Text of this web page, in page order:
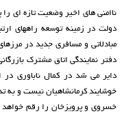
ناامنی های اخیر وضعیت تازه ای
دولت در زمینه توسعه راههای
مبادلاتی و مسافری جدید در
دفتر نمایندگی اتاق مشترک
داير مي شد در كمال ناباوري در
خوشایند کرمانشاهیان نیست و به
خسروي و پرويزخان را رقم خواهد